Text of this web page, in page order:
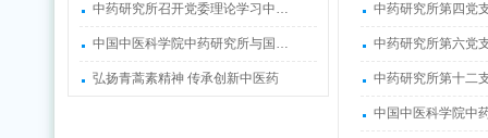
中药研究所召开党委理论学习中…
中国中医科学院中药研究所与国…
弘扬青蒿素精神 传承创新中医药
中药研究所第四党
中药研究所第六党
中药研究所第十二
中国中医科学院中